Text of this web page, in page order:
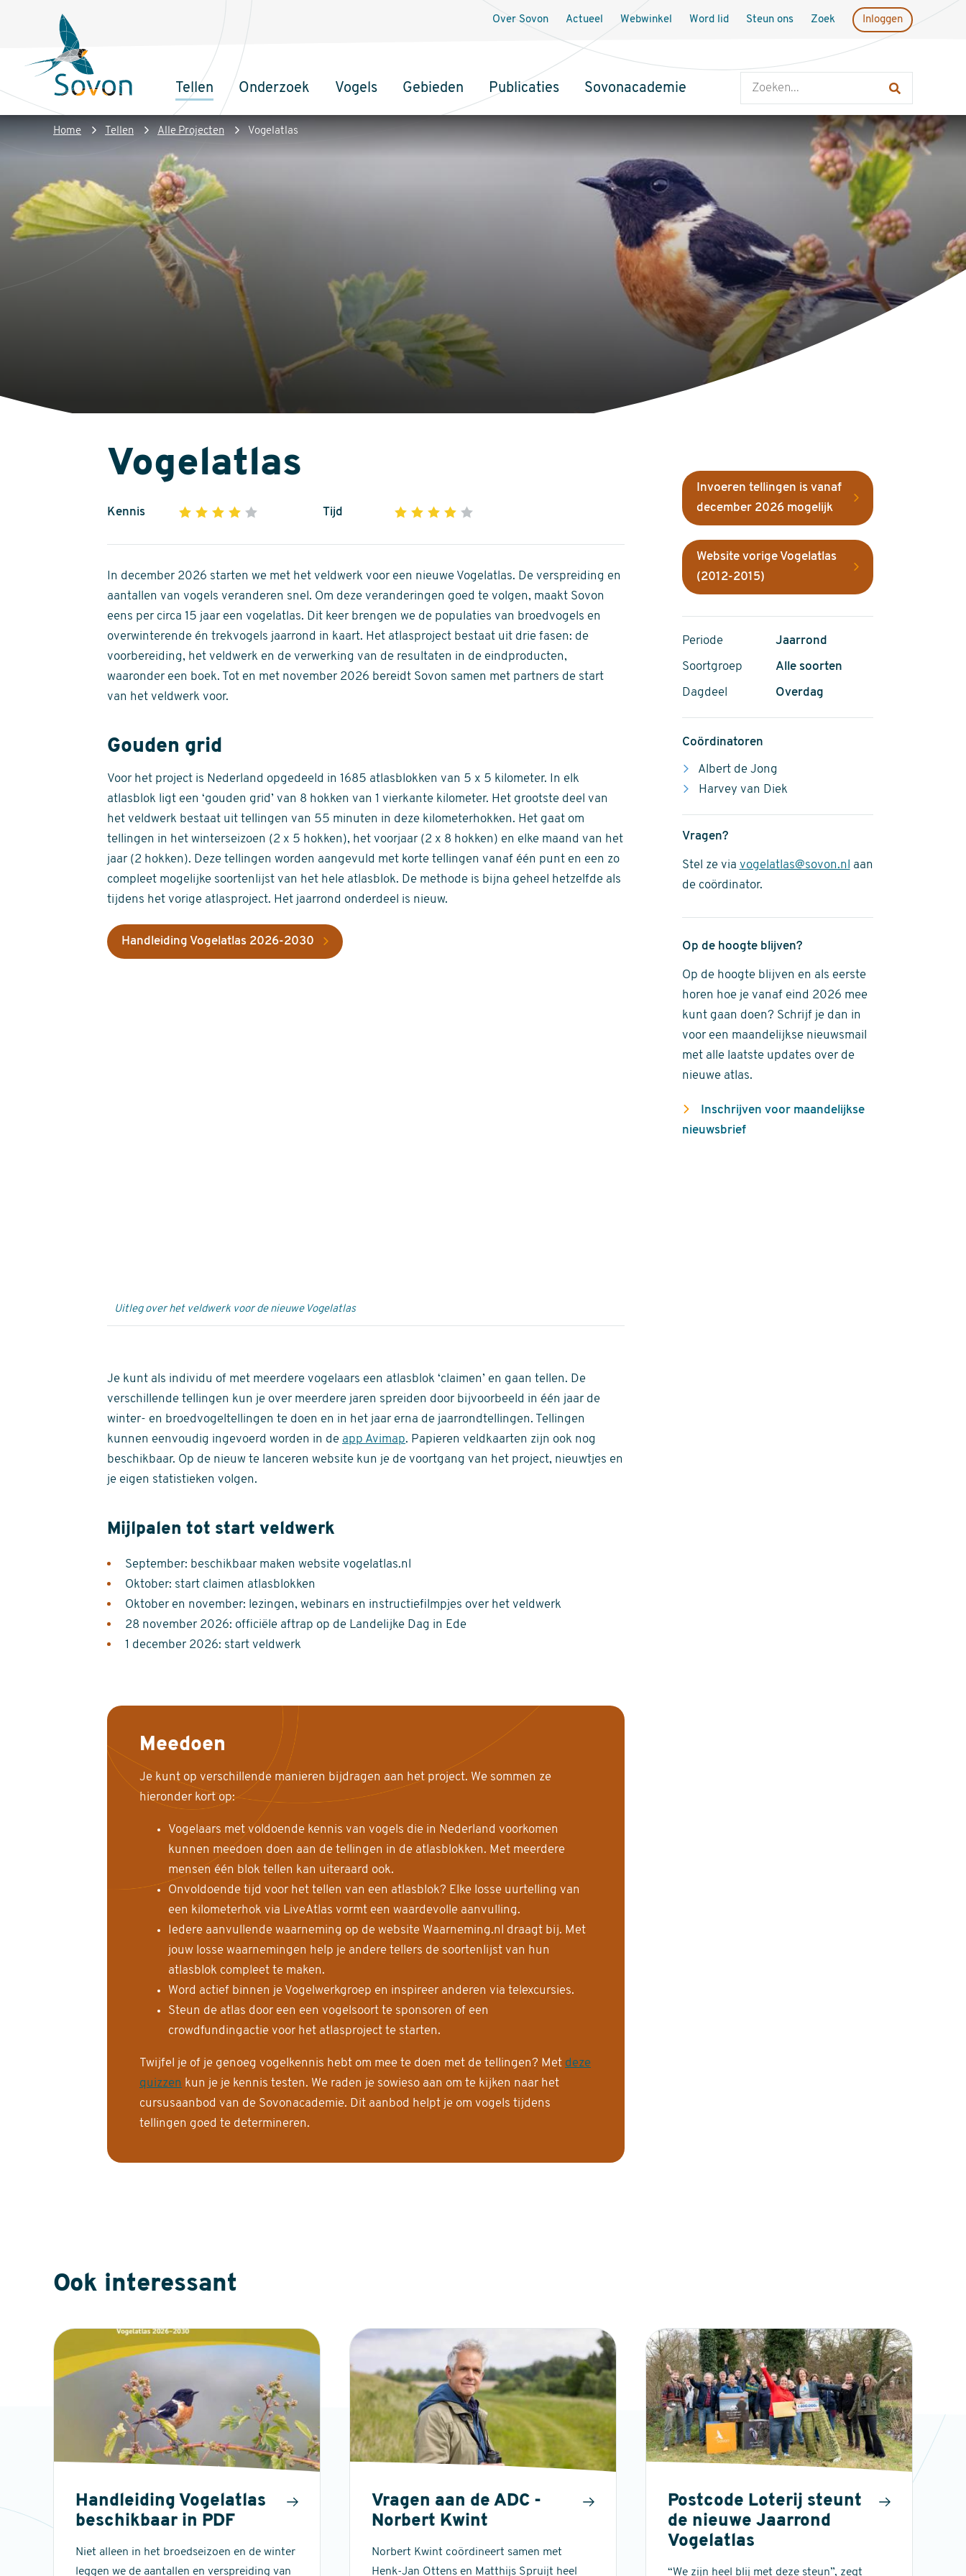
inhoud
Sovon
Homepage
Hoofdnavigatie
Tellen Onderzoek Vogels Gebieden Publicaties Sovonacademie
Over Sovon Actueel Webwinkel Word lid Steun ons Zoek Inloggen
Kruimelpad
Home Tellen Alle Projecten Vogelatlas
Vogelatlas
Kennis 1 2 3 4
of
5
stars
Tijd 1 2 3 4
of
5
stars
In december 2026 starten we met het veldwerk voor een nieuwe Vogelatlas. De verspreiding en
aantallen van vogels veranderen snel. Om deze veranderingen goed te volgen, maakt Sovon
eens per circa 15 jaar een vogelatlas. Dit keer brengen we de populaties van broedvogels en
overwinterende én trekvogels jaarrond in kaart. Het atlasproject bestaat uit drie fasen: de
voorbereiding, het veldwerk en de verwerking van de resultaten in de eindproducten,
waaronder een boek. Tot en met november 2026 bereidt Sovon samen met partners de start
van het veldwerk voor.
Gouden grid
Voor het project is Nederland opgedeeld in 1685 atlasblokken van 5 x 5 kilometer. In elk
atlasblok ligt een ‘gouden grid’ van 8 hokken van 1 vierkante kilometer. Het grootste deel van
het veldwerk bestaat uit tellingen van 55 minuten in deze kilometerhokken. Het gaat om
tellingen in het winterseizoen (2 x 5 hokken), het voorjaar (2 x 8 hokken) en elke maand van het
jaar (2 hokken). Deze tellingen worden aangevuld met korte tellingen vanaf één punt en een zo
compleet mogelijke soortenlijst van het hele atlasblok. De methode is bijna geheel hetzelfde als
tijdens het vorige atlasproject. Het jaarrond onderdeel is nieuw.
Handleiding Vogelatlas 2026-2030
Uitleg over het veldwerk voor de nieuwe Vogelatlas
Je kunt als individu of met meerdere vogelaars een atlasblok ‘claimen’ en gaan tellen. De
verschillende tellingen kun je over meerdere jaren spreiden door bijvoorbeeld in één jaar de
winter- en broedvogeltellingen te doen en in het jaar erna de jaarrondtellingen. Tellingen
kunnen eenvoudig ingevoerd worden in de app Avimap. Papieren veldkaarten zijn ook nog
beschikbaar. Op de nieuw te lanceren website kun je de voortgang van het project, nieuwtjes en
je eigen statistieken volgen.
Mijlpalen tot start veldwerk
September: beschikbaar maken website vogelatlas.nl
Oktober: start claimen atlasblokken
Oktober en november: lezingen, webinars en instructiefilmpjes over het veldwerk
28 november 2026: officiële aftrap op de Landelijke Dag in Ede
1 december 2026: start veldwerk
Meedoen
Je kunt op verschillende manieren bijdragen aan het project. We sommen ze
hieronder kort op:
Vogelaars met voldoende kennis van vogels die in Nederland voorkomen
kunnen meedoen doen aan de tellingen in de atlasblokken. Met meerdere
mensen één blok tellen kan uiteraard ook.
Onvoldoende tijd voor het tellen van een atlasblok? Elke losse uurtelling van
een kilometerhok via LiveAtlas vormt een waardevolle aanvulling.
Iedere aanvullende waarneming op de website Waarneming.nl draagt bij. Met
jouw losse waarnemingen help je andere tellers de soortenlijst van hun
atlasblok compleet te maken.
Word actief binnen je Vogelwerkgroep en inspireer anderen via telexcursies.
Steun de atlas door een een vogelsoort te sponsoren of een
crowdfundingactie voor het atlasproject te starten.
Twijfel je of je genoeg vogelkennis hebt om mee te doen met de tellingen? Met deze
quizzen kun je je kennis testen. We raden je sowieso aan om te kijken naar het
cursusaanbod van de Sovonacademie. Dit aanbod helpt je om vogels tijdens
tellingen goed te determineren.
Invoeren tellingen is vanaf
december 2026 mogelijk
Website vorige Vogelatlas
(2012-2015)
Periode Jaarrond
Soortgroep Alle soorten
Dagdeel Overdag
Coördinatoren
Albert de Jong
Harvey van Diek
Vragen?
Stel ze via vogelatlas@sovon.nl
aan
de coördinator.
Op de hoogte blijven?
Op de hoogte blijven en als eerste
horen hoe je vanaf eind 2026 mee
kunt gaan doen? Schrijf je dan in
voor een maandelijkse nieuwsmail
met alle laatste updates over de
nieuwe atlas.
Inschrijven voor maandelijkse
nieuwsbrief
Ook interessant
Handleiding Vogelatlas
beschikbaar in PDF
Niet alleen in het broedseizoen en de winter
leggen we de aantallen en verspreiding van
Vragen aan de ADC -
Norbert Kwint
Norbert Kwint coördineert samen met
Henk-Jan Ottens en Matthijs Spruijt heel
Postcode Loterij steunt
de nieuwe Jaarrond
Vogelatlas
“We zijn heel blij met deze steun”, zegt